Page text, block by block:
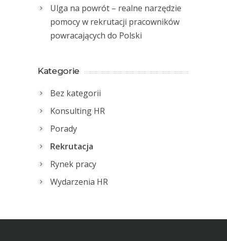
Ulga na powrót – realne narzędzie
pomocy w rekrutacji pracowników
powracających do Polski
Kategorie
Bez kategorii
Konsulting HR
Porady
Rekrutacja
Rynek pracy
Wydarzenia HR